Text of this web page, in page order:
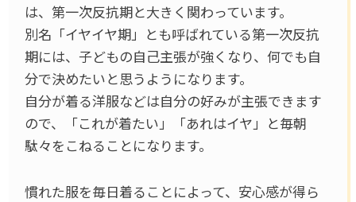
は、第一次反抗期と大きく関わっています。
別名「イヤイヤ期」とも呼ばれている第一次反抗
期には、子どもの自己主張が強くなり、何でも自
分で決めたいと思うようになります。
自分が着る洋服などは自分の好みが主張できます
ので、「これが着たい」「あれはイヤ」と毎朝
駄々をこねることになります。
慣れた服を毎日着ることによって、安心感が得ら